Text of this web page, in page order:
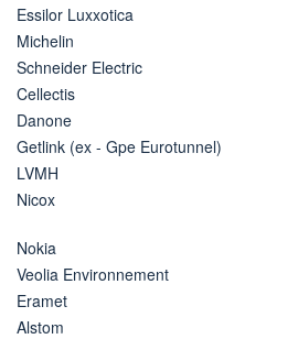
Essilor Luxxotica
Michelin
Schneider Electric
Cellectis
Danone
Getlink (ex - Gpe Eurotunnel)
LVMH
Nicox
Nokia
Veolia Environnement
Eramet
Alstom